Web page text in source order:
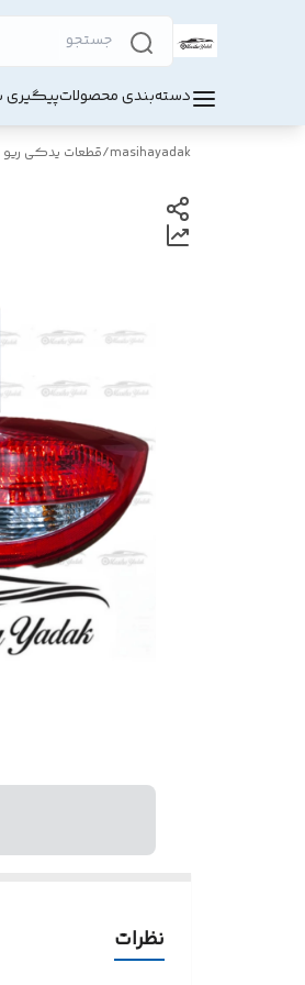
دسته‌بندی محصولات
masihayadak
/قطعات یدکی ریو
نظرات